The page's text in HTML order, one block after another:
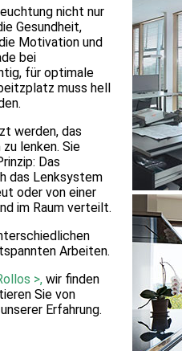
nicht nur
Gesundheit,
Motivation und
bei
für optimale
muss hell
werden, das
lenken. Sie
Das
das Lenksystem
oder von einer
im Raum verteilt.
Arbeiten.
>, wir finden
Sie von
Erfahrung.